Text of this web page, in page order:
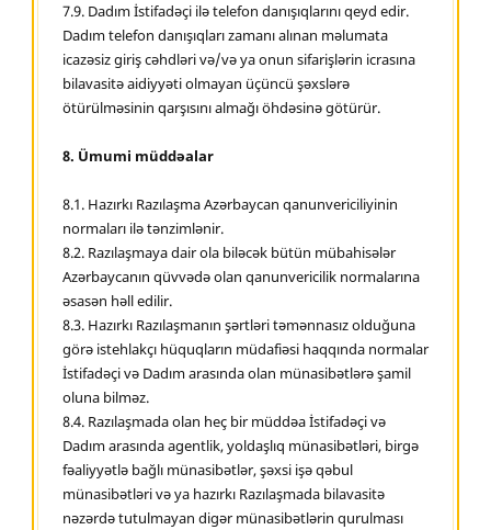
7.9. Dadım İstifadəçi ilə telefon danışıqlarını qeyd edir.
Dadım telefon danışıqları zamanı alınan məlumata
icazəsiz giriş cəhdləri və/və ya onun sifarişlərin icrasına
bilavasitə aidiyyəti olmayan üçüncü şəxslərə
ötürülməsinin qarşısını almağı öhdəsinə götürür.
8. Ümumi müddəalar
8.1. Hazırkı Razılaşma Azərbaycan qanunvericiliyinin
normaları ilə tənzimlənir.
8.2. Razılaşmaya dair ola biləcək bütün mübahisələr
Azərbaycanın qüvvədə olan qanunvericilik normalarına
əsasən həll edilir.
8.3. Hazırkı Razılaşmanın şərtləri təmənnasız olduğuna
görə istehlakçı hüquqların müdafiəsi haqqında normalar
İstifadəçi və Dadım arasında olan münasibətlərə şamil
oluna bilməz.
8.4. Razılaşmada olan heç bir müddəa İstifadəçi və
Dadım arasında agentlik, yoldaşlıq münasibətləri, birgə
fəaliyyətlə bağlı münasibətlər, şəxsi işə qəbul
münasibətləri və ya hazırkı Razılaşmada bilavasitə
nəzərdə tutulmayan digər münasibətlərin qurulması